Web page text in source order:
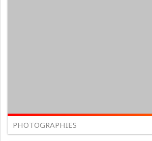
PHOTOGRAPHIES